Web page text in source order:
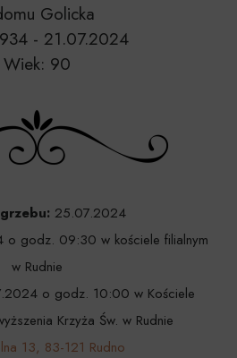
Golicka
- 21.07.2024
Wiek: 90
25.07.2024
o godz. 09:30 w kościele filialnym
w Rudnie
o godz. 10:00 w Kościele
Krzyża Św. w Rudnie
13, 83-121 Rudno